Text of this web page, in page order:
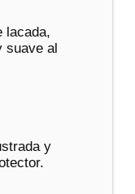
lacada,
suave al
y